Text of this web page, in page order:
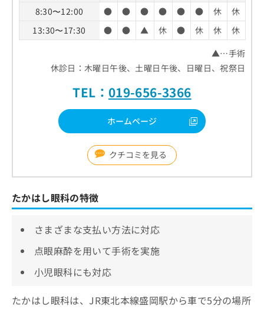
8:30〜12:00
● ● ● ● ● ● 休
休
13:30〜17:30
● ● ▲ 休 ● 休 休
休
▲…手術
休診日：木曜日午後、土曜日午後、日曜日、祝祭日
TEL： 019-656-3366
ホームページ
クチコミを見る
たかはし眼科の特徴
さまざまな支払い方法に対応
点眼麻酔を用いて手術を実施
小児眼科にも対応
たかはし眼科は、JR東北本線盛岡駅から車で5分の場所